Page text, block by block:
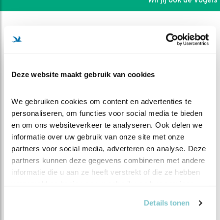
Deze website maakt gebruik van cookies
We gebruiken cookies om content en advertenties te
personaliseren, om functies voor social media te bieden
en om ons websiteverkeer te analyseren. Ook delen we
informatie over uw gebruik van onze site met onze
partners voor social media, adverteren en analyse. Deze
partners kunnen deze gegevens combineren met andere
informatie die u aan ze heeft verstrekt of die ze hebben
Details tonen
DEEL DIT FILMPJE